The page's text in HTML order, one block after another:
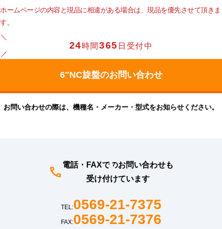
ホームページの内容と現品に相違がある場合は、現品を優先させて頂きま
す。
24時間365 日受付中
お問い合わせの際は、機種名・メーカー・型式をお知らせください。
電話・FAXでのお問い合わせも
受け付けています
TEL:0569-21-7375
FAX:0569-21-7376